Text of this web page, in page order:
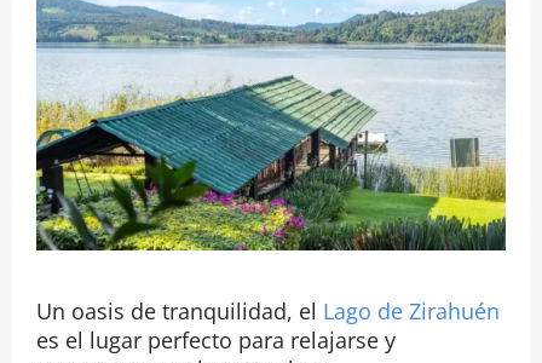
Un oasis de tranquilidad, el Lago de Zirahuén
es el lugar perfecto para relajarse y